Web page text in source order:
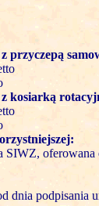
kosiarką
SIWZ,
dnia podpisania